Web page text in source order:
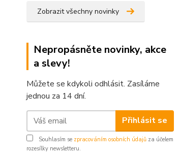
Zobrazit všechny novinky
Nepropásněte novinky, akce
a slevy!
Můžete se kdykoli odhlásit. Zasíláme
jednou za 14 dní.
Přihlásit se
Souhlasím se zpracováním osobních údajů za účelem
rozesílky newsletteru.